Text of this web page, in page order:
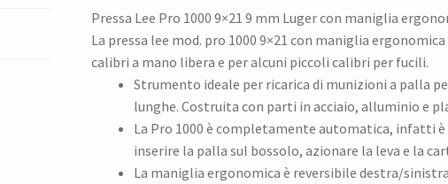
Pressa Lee Pro 1000 9×21 9 mm Luger con maniglia
La pressa lee mod. pro 1000 9×21 con maniglia ergonomica
calibri a mano libera e per alcuni piccoli calibri per fucili.
Strumento ideale per ricarica di munizioni a palla
lunghe. Costruita con parti in acciaio, alluminio e
La Pro 1000 è completamente automatica, infatti
inserire la palla sul bossolo, azionare la leva e la
La maniglia ergonomica è reversibile destra/